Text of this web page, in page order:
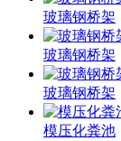
玻璃钢桥架
玻璃钢桥架
玻璃钢桥架
模压化粪池